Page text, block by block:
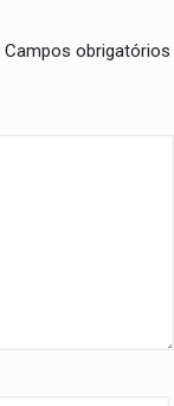
Campos obrigatórios